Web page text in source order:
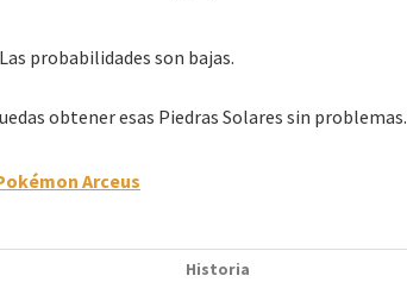
probabilidades son bajas.
obtener esas Piedras Solares sin problemas.
Arceus
Historia